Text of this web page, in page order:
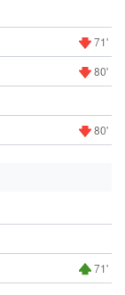
71'
80'
80'
71'